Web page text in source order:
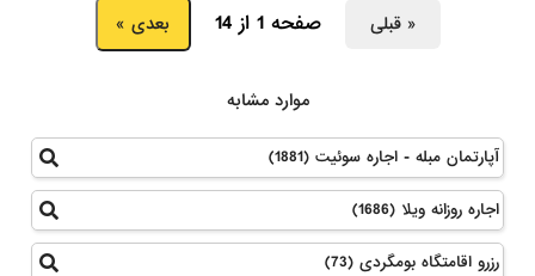
« قبلی صفحه 1 از 14 بعدی »
موارد مشابه
آپارتمان مبله - اجاره سوئیت (1881)
اجاره روزانه ویلا (1686)
رزرو اقامتگاه بومگردی (73)